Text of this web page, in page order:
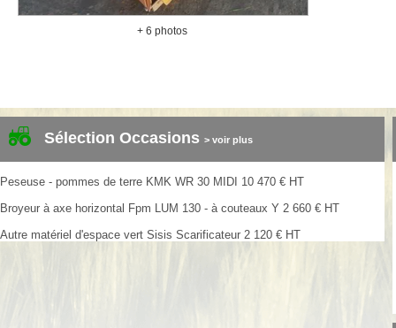
+ 6 photos
Sélection Occasions > voir plus
Peseuse - pommes de terre KMK WR 30 MIDI 10 470 € HT
Broyeur à axe horizontal Fpm LUM 130 - à couteaux Y 2 660 € HT
Autre matériel d'espace vert Sisis Scarificateur 2 120 € HT